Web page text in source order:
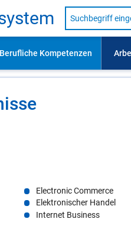
Suche
nach
Lehrausbildung,
usw.
Electronic Commerce
Elektronischer Handel
Internet Business